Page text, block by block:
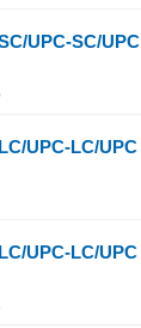
UPC-SC/
LC/UPC-LC/
LC/UPC-LC/